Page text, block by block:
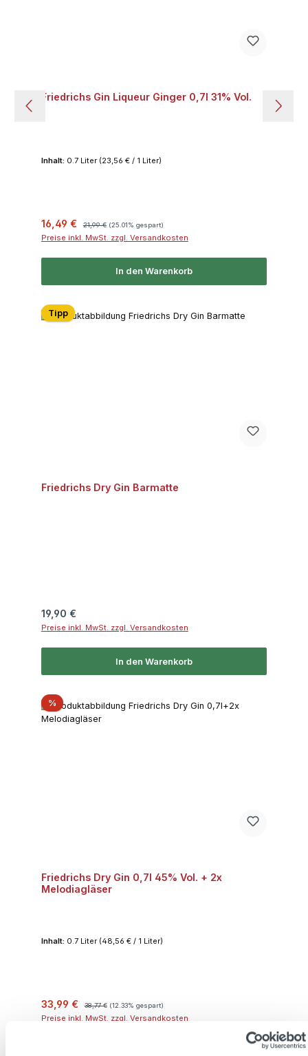
Friedrichs Gin Liqueur Ginger 0,7l 31% Vol.
Inhalt: 0.7 Liter (23,56 € / 1 Liter)
Verkaufspreis:
16,49 € 21,99 € (25.01% gespart)
Preise inkl. MwSt. zzgl. Versandkosten
In den Warenkorb
Tipp
Friedrichs Dry Gin Barmatte
Regulärer Preis:
19,90 €
Preise inkl. MwSt. zzgl. Versandkosten
In den Warenkorb
%Rabatt
Friedrichs Dry Gin 0,7l 45% Vol. + 2x
Melodiagläser
Inhalt: 0.7 Liter (48,56 € / 1 Liter)
Verkaufspreis:
33,99 € 38,77 € (12.33% gespart)
Preise inkl. MwSt. zzgl. Versandkosten